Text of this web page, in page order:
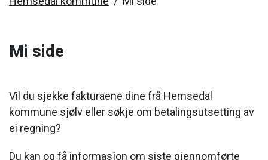
Mi side
Vil du sjekke fakturaene dine frå Hemsedal
kommune sjølv eller søkje om betalingsutsetting av
ei regning?
Du kan og få informasjon om siste gjennomførte